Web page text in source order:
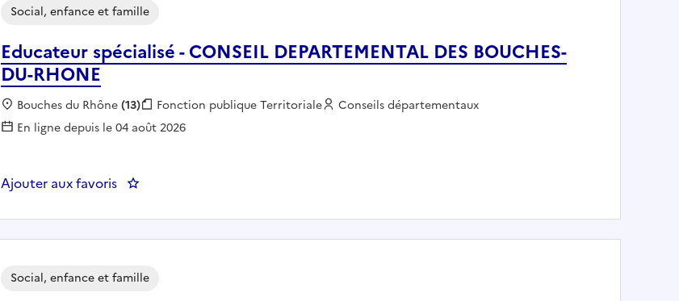
Educateur spécialisé - CONSEIL DEPARTEMENTAL DES BOUCHES-
DU-RHONE
Social, enfance et famille
Localisation :
Bouches du Rhône(13) Fonction publique :
Fonction publique Territoriale Employeur :
Conseils départementaux
En ligne depuis le 04 août 2026
Ajouter aux favoris : Educateur spécialisé - CONSEIL DEPARTEMENTAL DES BOUCHES-DU-RHONE
Social, enfance et famille